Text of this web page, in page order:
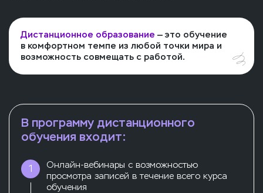
Дистанционное образование — это обучение
в комфортном темпе из любой точки мира и
возможность совмещать с работой.
В программу дистанционного
обучения входит:
1
Онлайн-вебинары с возможностью
просмотра записей в течение всего курса
обучения